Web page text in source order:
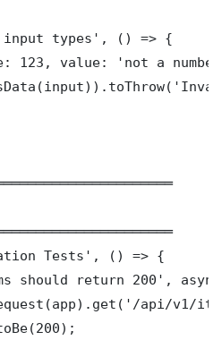
types', () => {
123, value: 'not a
Tests', () => {
should return 200',
api/v1/